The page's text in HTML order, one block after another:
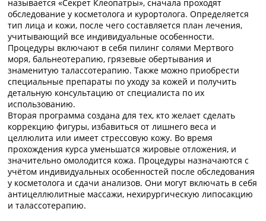
называется «Секрет Клеопатры», сначала проходят
обследование у косметолога и курортолога. Определяется
тип лица и кожи, после чего составляется план лечения,
учитывающий все индивидуальные особенности.
Процедуры включают в себя пилинг солями Мертвого
моря, бальнеотерапию, грязевые обертывания и
знаменитую талассотерапию. Также можно приобрести
специальные препараты по уходу за кожей и получить
детальную консультацию от специалиста по их
использованию.
Вторая программа создана для тех, кто желает сделать
коррекцию фигуры, избавиться от лишнего веса и
целлюлита или имеет стрессовую кожу. Во время
прохождения курса уменьшатся жировые отложения, и
значительно омолодится кожа. Процедуры назначаются с
учётом индивидуальных особенностей после обследования
у косметолога и сдачи анализов. Они могут включать в себя
антицеллюлитные массажи, нехирургическую липосакцию
и талассотерапию.